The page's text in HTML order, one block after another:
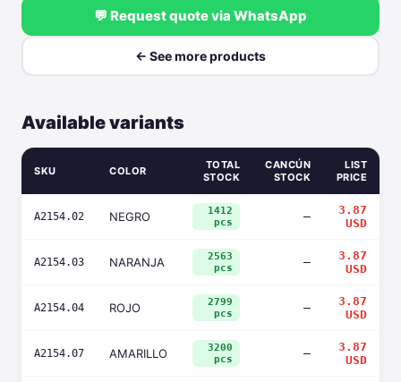
💬 Request quote via WhatsApp
← See more products
Available variants
SKU COLOR
TOTAL
STOCK
CANCÚN
STOCK
LIST
PRICE
A2154.02 NEGRO
1412
pcs
—
3.87
USD
A2154.03 NARANJA
2563
pcs
—
3.87
USD
A2154.04 ROJO
2799
pcs
—
3.87
USD
A2154.07 AMARILLO
3200
pcs
—
3.87
USD